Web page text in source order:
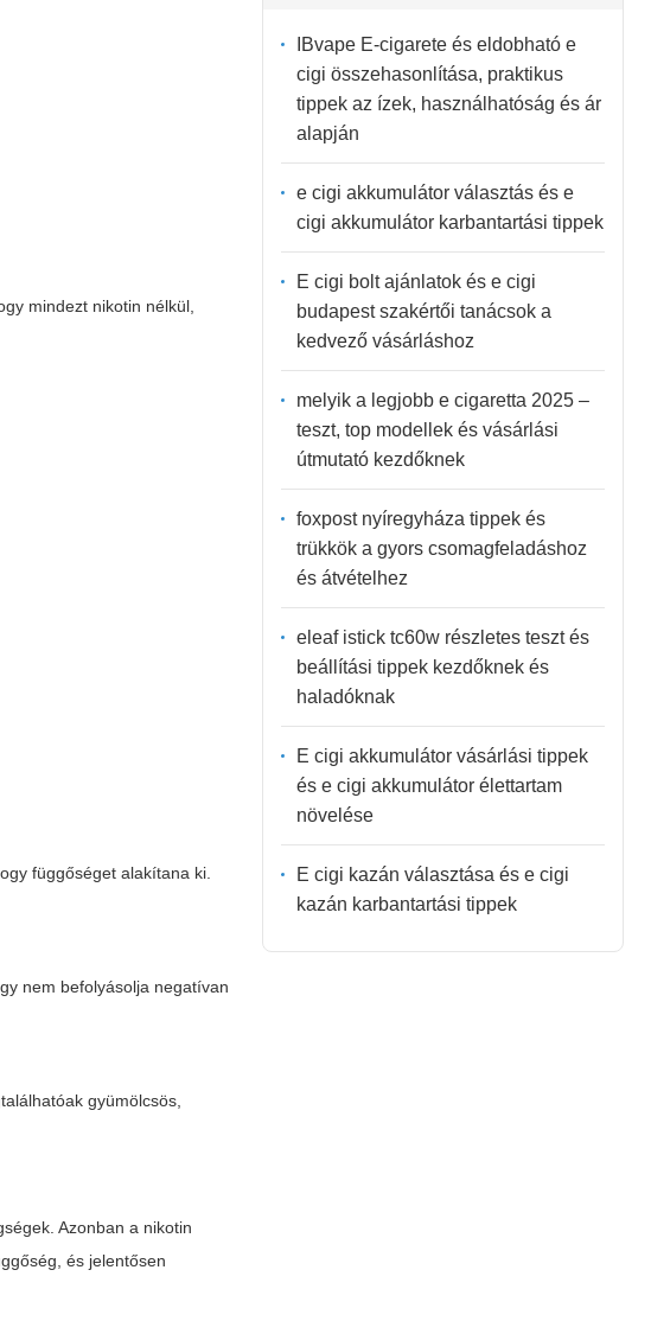
mindezt nikotin nélkül,
függőséget alakítana ki.
nem befolyásolja negatívan
gyümölcsös,
Azonban a nikotin
és jelentősen
IBvape E-cigarete és eldobható e
cigi összehasonlítása, praktikus
tippek az ízek, használhatóság és ár
alapján
e cigi akkumulátor választás és e
cigi akkumulátor karbantartási tippek
E cigi bolt ajánlatok és e cigi
budapest szakértői tanácsok a
kedvező vásárláshoz
melyik a legjobb e cigaretta 2025 –
teszt, top modellek és vásárlási
útmutató kezdőknek
foxpost nyíregyháza tippek és
trükkök a gyors csomagfeladáshoz
és átvételhez
eleaf istick tc60w részletes teszt és
beállítási tippek kezdőknek és
haladóknak
E cigi akkumulátor vásárlási tippek
és e cigi akkumulátor élettartam
növelése
E cigi kazán választása és e cigi
kazán karbantartási tippek